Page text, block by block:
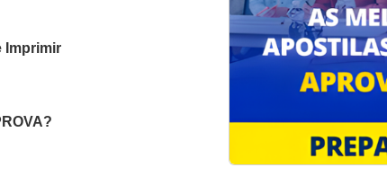
Imprimir